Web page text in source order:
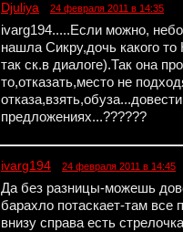
Djuliya 24 февраля 2011 в 14:35
ivarg194.....Если можно,
нашла Сикру,дочь какого
так ск.в диалоге).Так она
то,отказать,место не
предложениях...??????
ivarg194 24 февраля 2011 в 14:45
Да без разницы-можешь
барахло потаскает-там все
внизу справа есть